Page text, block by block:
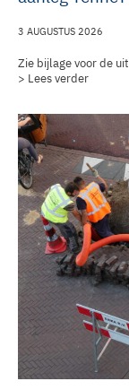
3 AUGUSTUS 2026
Zie bijlage voor de
> Lees verder